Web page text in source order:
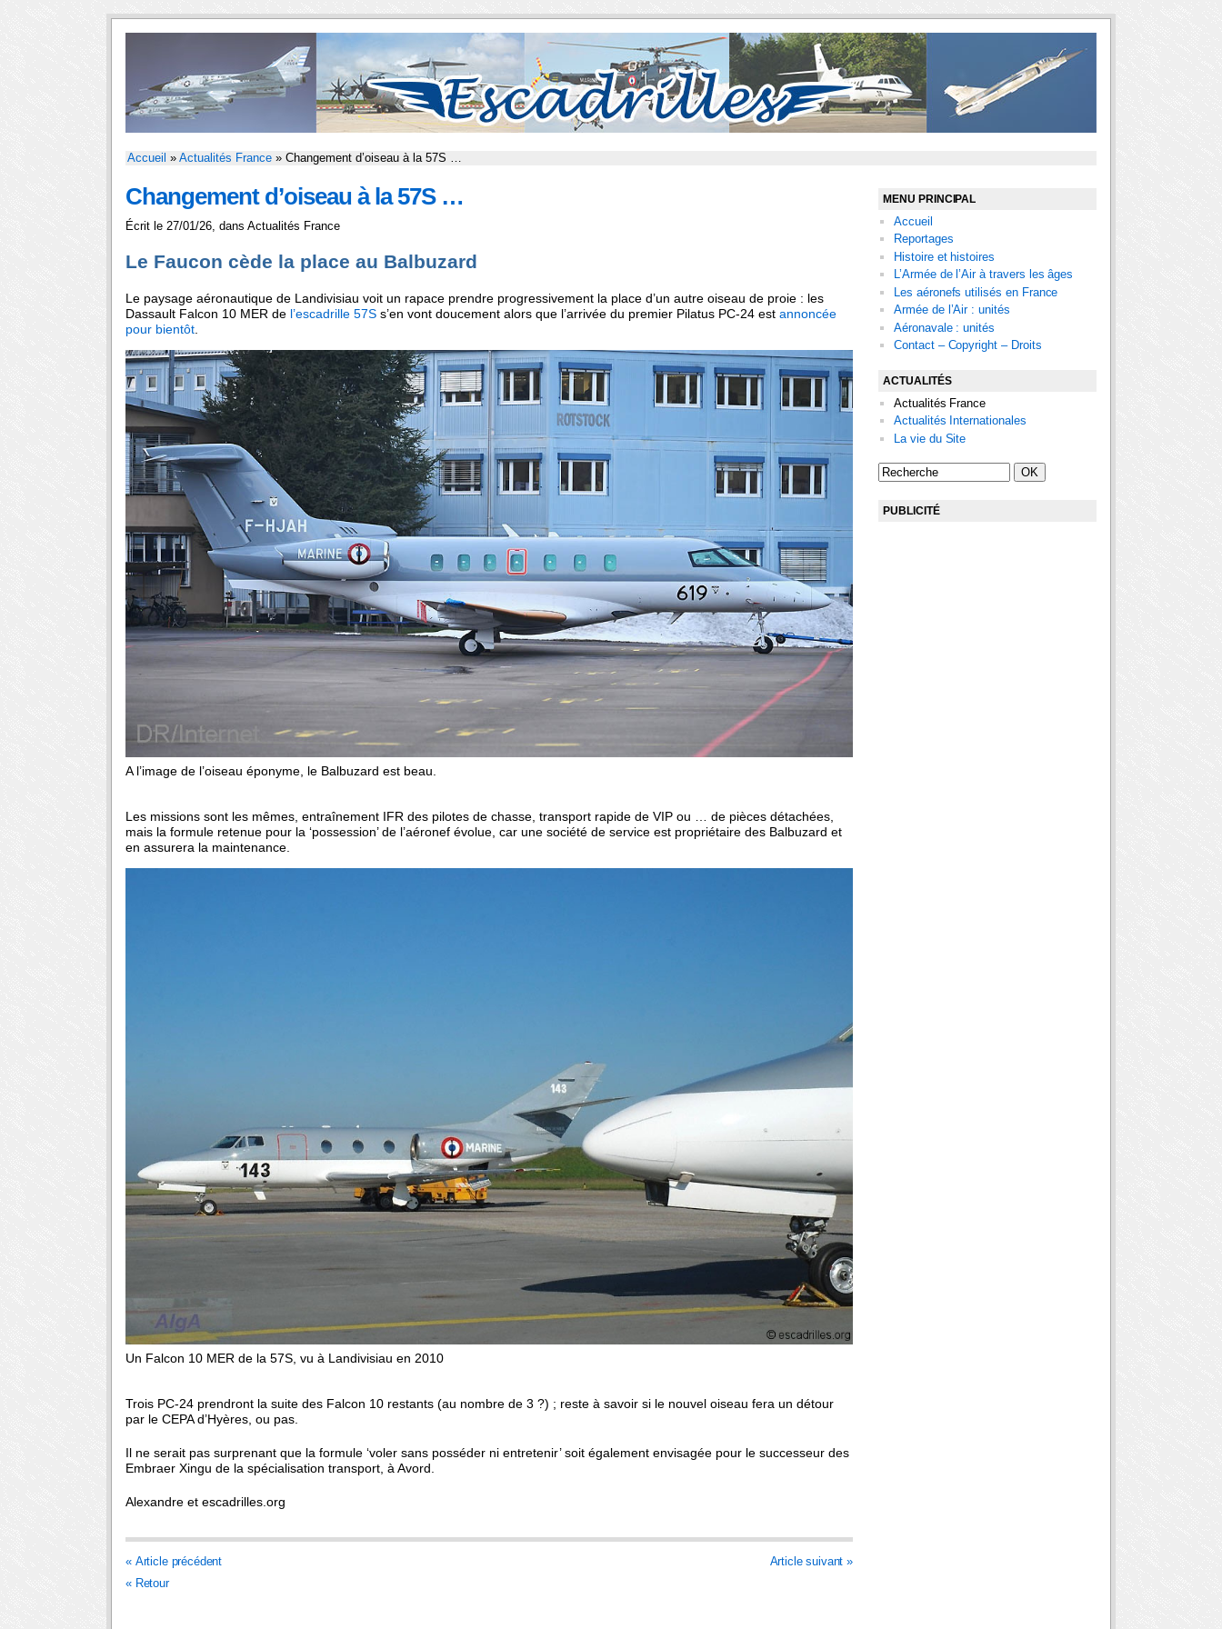
Accueil » Actualités France » Changement d’oiseau à la 57S …
Changement d’oiseau à la 57S …
Écrit le 27/01/26, dans Actualités France
Le Faucon cède la place au Balbuzard
Le paysage aéronautique de Landivisiau voit un rapace prendre progressivement la place d’un autre oiseau de proie : les
Dassault Falcon 10 MER de l’escadrille 57S s’en vont doucement alors que l’arrivée du premier Pilatus PC-24 est annoncée
pour bientôt
A l’image de l’oiseau éponyme, le Balbuzard est beau.
Les missions sont les mêmes, entraînement IFR des pilotes de chasse, transport rapide de VIP ou … de pièces détachées,
mais la formule retenue pour la ‘possession’ de l’aéronef évolue, car une société de service est propriétaire des Balbuzard et
en assurera la maintenance.
Un Falcon 10 MER de la 57S, vu à Landivisiau en 2010
Trois PC-24 prendront la suite des Falcon 10 restants (au nombre de 3 ?) ; reste à savoir si le nouvel oiseau fera un détour
par le CEPA d’Hyères, ou pas.
Il ne serait pas surprenant que la formule ‘voler sans posséder ni entretenir’ soit également envisagée pour le successeur des
Embraer Xingu de la spécialisation transport, à Avord.
Alexandre et escadrilles.org
« Article précédent
Article suivant »
« Retour
MENU PRINCIPAL
Accueil
Reportages
Histoire et histoires
L’Armée de l’Air à travers les âges
Les aéronefs utilisés en France
Armée de l’Air : unités
Aéronavale : unités
Contact – Copyright – Droits
ACTUALITÉS
Actualités France
Actualités Internationales
La vie du Site
PUBLICITÉ